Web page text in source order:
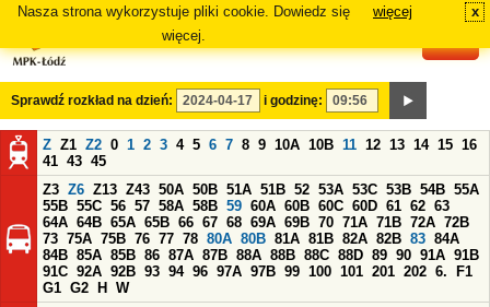
Nasza strona wykorzystuje pliki cookie. Dowiedz się
więcej.
więcej x
Sprawdź rozkład na dzień: i godzinę:
Z Z1 Z2 0 1 2 3 4 5 6 7 8 9 10A 10B 11 12 13 14 15 16
41 43 45
Z3 Z6 Z13 Z43 50A 50B 51A 51B 52 53A 53C 53B 54B 55A
55B 55C 56 57 58A 58B 59 60A 60B 60C 60D 61 62 63
64A 64B 65A 65B 66 67 68 69A 69B 70 71A 71B 72A 72B
73 75A 75B 76 77 78 80A 80B 81A 81B 82A 82B 83 84A
84B 85A 85B 86 87A 87B 88A 88B 88C 88D 89 90 91A 91B
91C 92A 92B 93 94 96 97A 97B 99 100 101 201 202 6.
F1
G1 G2 H
W